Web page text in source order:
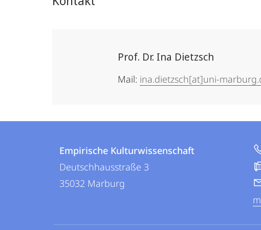
Prof. Dr. Ina Dietzsch
Mail: ina.dietzsch[at]uni-
Informationen
Kontaktinformationen
Empirische
Kulturwissenschaft
Empirische Kulturwissenschaft
Deutschhausstraße 3
35032 Marburg